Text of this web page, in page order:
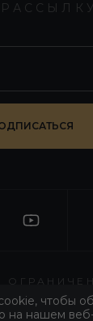
«WORLD
чтобы
на нашем